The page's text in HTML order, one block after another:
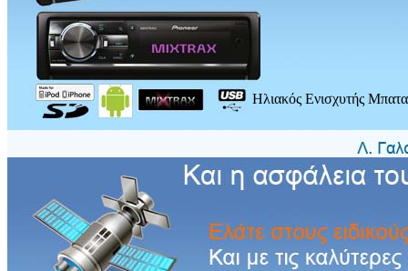
Hλιακός Eνισχυτής